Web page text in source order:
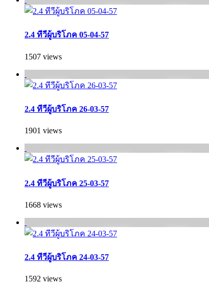
2.4 ทีวีผู้บริโภค 05-04-57
1507 views
2.4 ทีวีผู้บริโภค 26-03-57
1901 views
2.4 ทีวีผู้บริโภค 25-03-57
1668 views
2.4 ทีวีผู้บริโภค 24-03-57
1592 views